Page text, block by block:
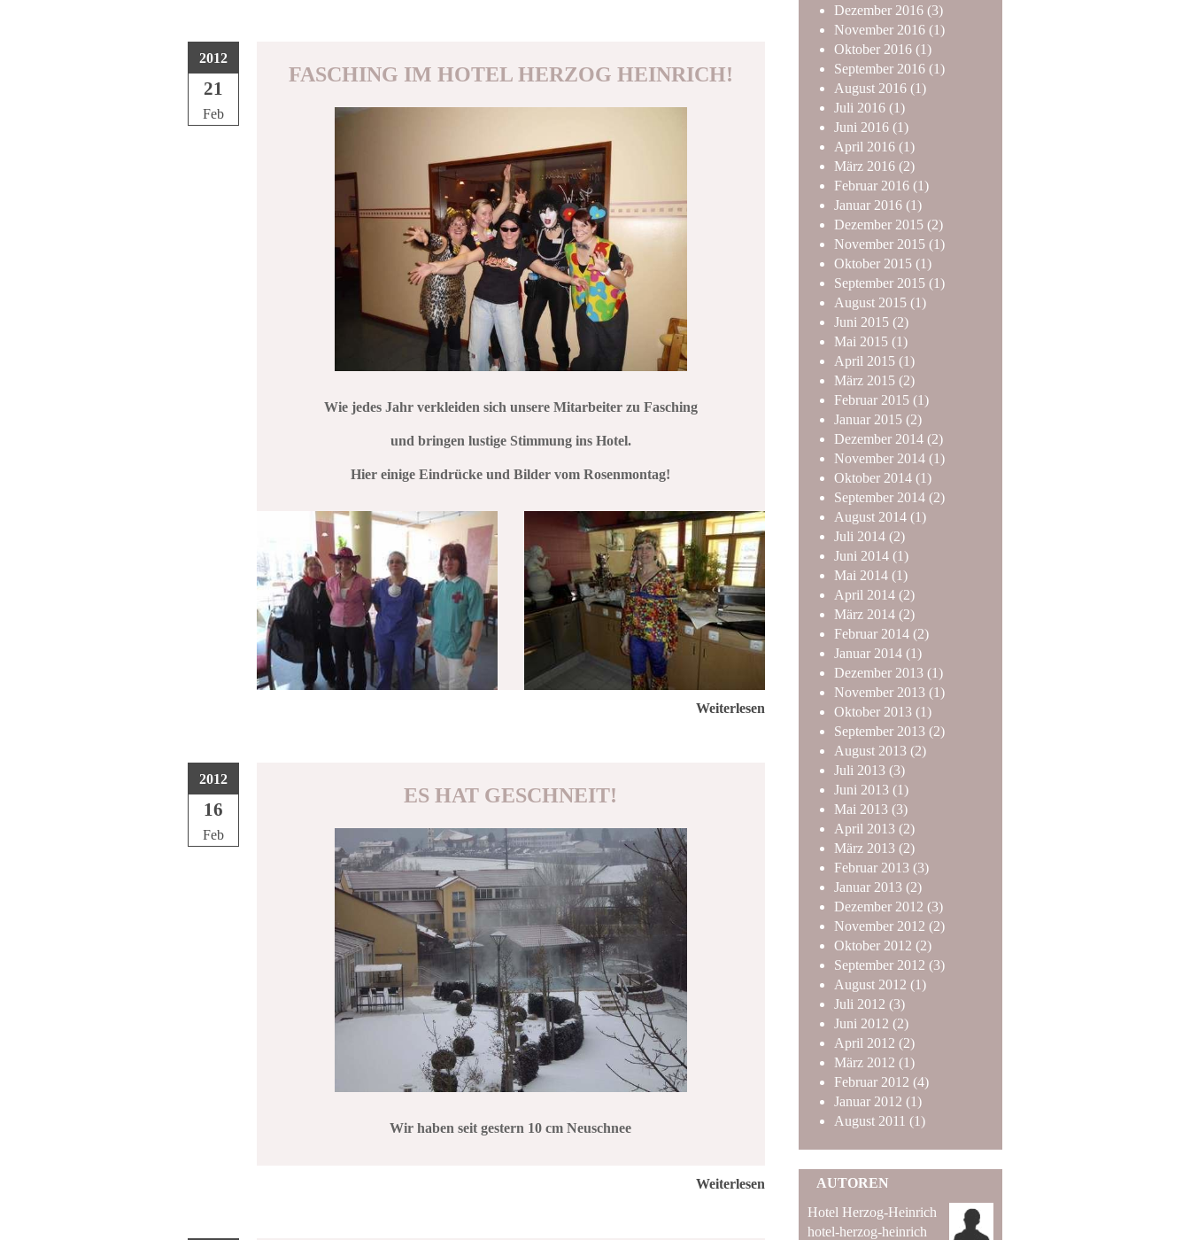
2012
21
Feb
FASCHING IM HOTEL HERZOG HEINRICH!
Wie jedes Jahr verkleiden sich unsere Mitarbeiter zu Fasching
und bringen lustige Stimmung ins Hotel.
Hier einige Eindrücke und Bilder vom Rosenmontag!
Weiterlesen
2012
16
Feb
ES HAT GESCHNEIT!
Wir haben seit gestern 10 cm Neuschnee
Weiterlesen
Dezember 2016 (3)
November 2016 (1)
Oktober 2016 (1)
September 2016 (1)
August 2016 (1)
Juli 2016 (1)
Juni 2016 (1)
April 2016 (1)
März 2016 (2)
Februar 2016 (1)
Januar 2016 (1)
Dezember 2015 (2)
November 2015 (1)
Oktober 2015 (1)
September 2015 (1)
August 2015 (1)
Juni 2015 (2)
Mai 2015 (1)
April 2015 (1)
März 2015 (2)
Februar 2015 (1)
Januar 2015 (2)
Dezember 2014 (2)
November 2014 (1)
Oktober 2014 (1)
September 2014 (2)
August 2014 (1)
Juli 2014 (2)
Juni 2014 (1)
Mai 2014 (1)
April 2014 (2)
März 2014 (2)
Februar 2014 (2)
Januar 2014 (1)
Dezember 2013 (1)
November 2013 (1)
Oktober 2013 (1)
September 2013 (2)
August 2013 (2)
Juli 2013 (3)
Juni 2013 (1)
Mai 2013 (3)
April 2013 (2)
März 2013 (2)
Februar 2013 (3)
Januar 2013 (2)
Dezember 2012 (3)
November 2012 (2)
Oktober 2012 (2)
September 2012 (3)
August 2012 (1)
Juli 2012 (3)
Juni 2012 (2)
April 2012 (2)
März 2012 (1)
Februar 2012 (4)
Januar 2012 (1)
August 2011 (1)
AUTOREN
Hotel Herzog-Heinrich
hotel-herzog-heinrich